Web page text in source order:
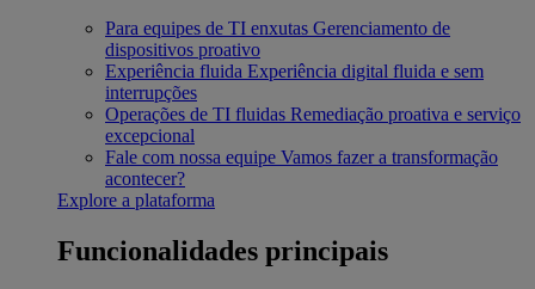
Para equipes de TI enxutas Gerenciamento de
dispositivos proativo
Experiência fluida Experiência digital fluida e sem
interrupções
Operações de TI fluidas Remediação proativa e serviço
excepcional
Fale com nossa equipe Vamos fazer a transformação
acontecer?
Explore a plataforma
Funcionalidades principais